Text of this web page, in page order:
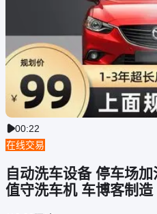
00:22
在线交易
自动洗车设备 停车场
值守洗车机 车博客制造